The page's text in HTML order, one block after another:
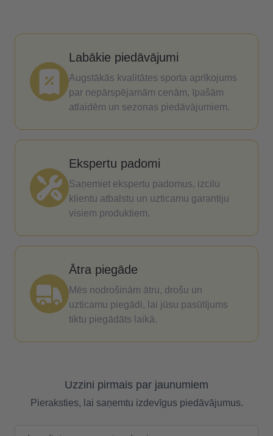
Labākie piedāvājumi
Augstākās kvalitātes sporta aprīkojums
par nepārspējamām cenām, īpašām
atlaidēm un sezonas piedāvājumiem.
Ekspertu padomi
Saņemiet ekspertu padomus, izcilu
klientu atbalstu un uzticamu garantiju
visiem produktiem.
Ātra piegāde
Mēs nodrošinām ātru, drošu un
uzticamu piegādi, lai jūsu pasūtījums
tiktu piegādāts laikā.
Uzzini pirmais par jaunumiem
Pieraksties, lai saņemtu izdevīgus piedāvājumus.